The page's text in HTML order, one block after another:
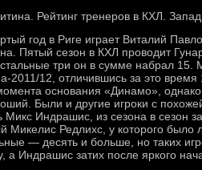
Рейтинг тренеров в КХЛ. Запад
год в Риге играет Виталий
Пятый сезон в КХЛ проводит
три он в сумме набрал 15.
2011/12, отличившись за это время
основания «Динамо»,
Были и другие игроки с
Микс Индрашис, из сезона в сезон
Микелис Редлихс, у которого было
— десять и больше, но таких
а Индрашис затих после яркого